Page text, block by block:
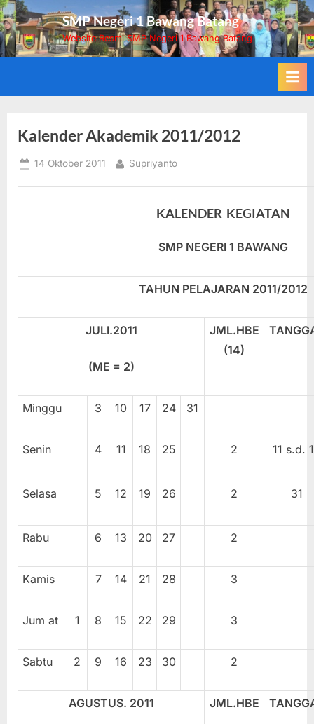
Skip
to
content
SMP Negeri 1 Bawang Batang
Website Resmi SMP Negeri 1 Bawang Batang
Kalender Akademik 2011/2012
Posted
14 Oktober 2011 By
Supriyanto
KALENDER KEGIATAN
SMP NEGERI 1 BAWANG
TAHUN PELAJARAN 2011/2012
JULI.2011
(ME = 2)
JML.HBE
(14)
Minggu 3 10 17 24 31
Senin 4 11 18 25 2 11 s.d.
Selasa 5 12 19 26 2 31
Rabu 6 13 20 27 2
Kamis 7 14 21 28 3
Jum at 1 8 15 22 29 3
Sabtu 2 9 16 23 30 2
AGUSTUS. 2011 JML.HBE